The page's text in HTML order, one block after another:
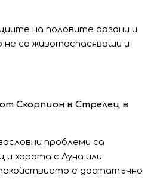
на половите органи и
не са животоспасяващи и
Скорпион в Стрелец в
проблеми са
хората с Луна или
е достатъчно